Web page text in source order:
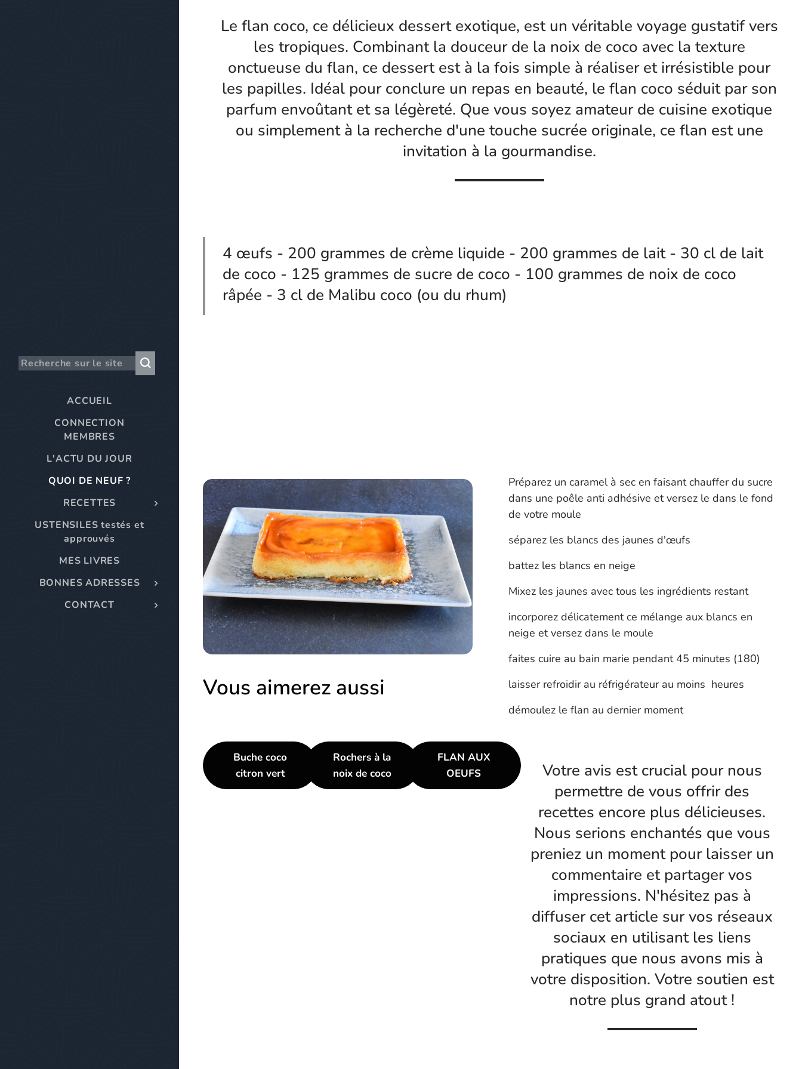
ACCUEIL
CONNECTION
MEMBRES
L'ACTU DU JOUR
QUOI DE NEUF ?
RECETTES
USTENSILES testés et
approuvés
MES LIVRES
BONNES ADRESSES
CONTACT
Le flan coco, ce délicieux dessert exotique, est un véritable voyage gustatif vers
les tropiques. Combinant la douceur de la noix de coco avec la texture
onctueuse du flan, ce dessert est à la fois simple à réaliser et irrésistible pour
les papilles. Idéal pour conclure un repas en beauté, le flan coco séduit par son
parfum envoûtant et sa légèreté. Que vous soyez amateur de cuisine exotique
ou simplement à la recherche d'une touche sucrée originale, ce flan est une
invitation à la gourmandise.
4 œufs - 200 grammes de crème liquide - 200 grammes de lait - 30 cl de lait
de coco - 125 grammes de sucre de coco - 100 grammes de noix de coco
râpée - 3 cl de Malibu coco (ou du rhum)
Vous aimerez aussi
Buche coco
citron vert
Rochers à la
noix de coco
FLAN AUX
OEUFS
Préparez un caramel à sec en faisant chauffer du sucre
dans une poêle anti adhésive et versez le dans le fond
de votre moule
séparez les blancs des jaunes d'œufs
battez les blancs en neige
Mixez les jaunes avec tous les ingrédients restant
incorporez délicatement ce mélange aux blancs en
neige et versez dans le moule
faites cuire au bain marie pendant 45 minutes (180)
laisser refroidir au réfrigérateur au moins heures
démoulez le flan au dernier moment
Votre avis est crucial pour nous
permettre de vous offrir des
recettes encore plus délicieuses.
Nous serions enchantés que vous
preniez un moment pour laisser un
commentaire et partager vos
impressions. N'hésitez pas à
diffuser cet article sur vos réseaux
sociaux en utilisant les liens
pratiques que nous avons mis à
votre disposition. Votre soutien est
notre plus grand atout !